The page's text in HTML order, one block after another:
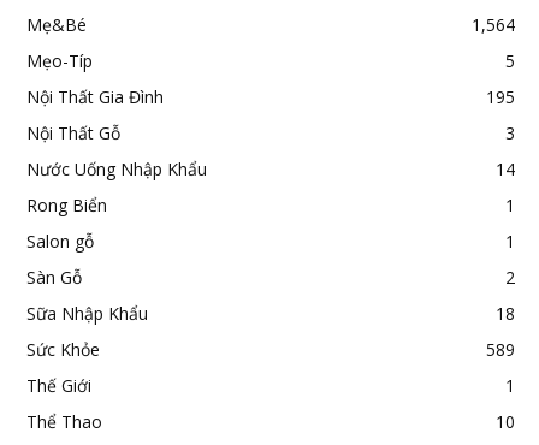
Mẹ&Bé
1,564
Mẹo-Típ
5
Nội Thất Gia Đình
195
Nội Thất Gỗ
3
Nước Uống Nhập Khẩu
14
Rong Biển
1
Salon gỗ
1
Sàn Gỗ
2
Sữa Nhập Khẩu
18
Sức Khỏe
589
Thế Giới
1
Thể Thao
10